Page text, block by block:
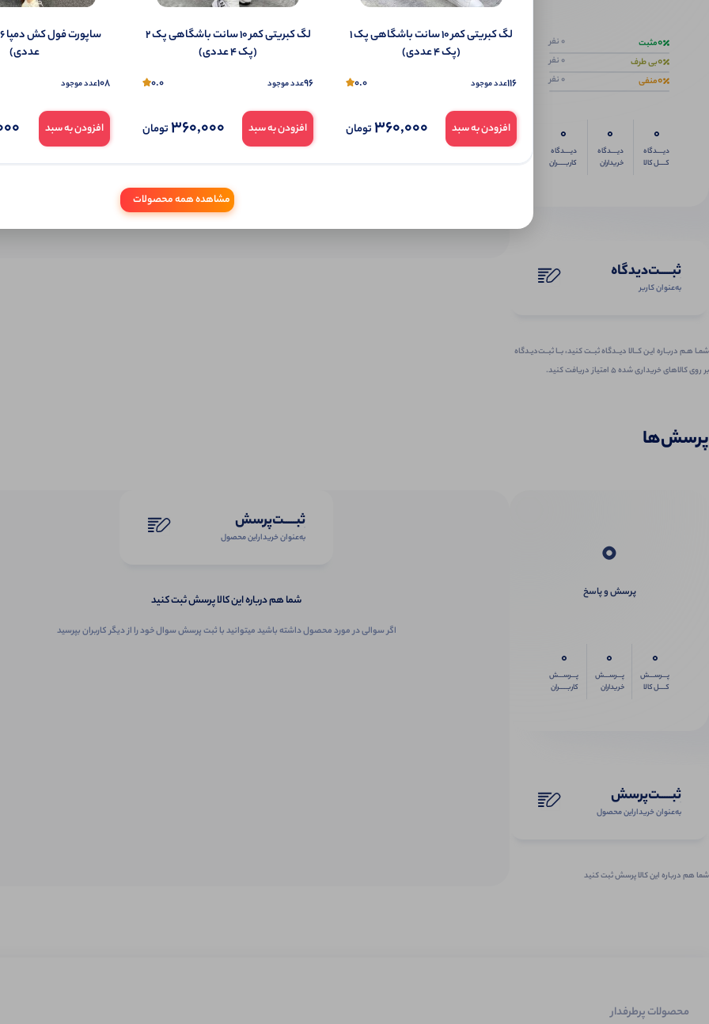
0مثبت 0 نفر
0بی طرف 0 نفر
0منفی 0 نفر
0
دیــــدگاه
کــــل کالا
0
دیــــدگاه
خریداران
0
دیــــدگاه
کاربـــــران
ثبـــــت‌دیدگاه
به‌عنوان کاربر
شمـا هـم دربـاره ایـن کــالا دیــدگاه ثبــت کنید، بــا ثبــت‌دیـدگاه
بر روی کالاهای خریداری شده ۵ امتیاز دریافت کنید.
تمایل می‌توانید به صورت ناشناس نیز دیدگاه خود را ثبت کنید.
پرسش‌ها
0
پرسش و پاسخ
0
پـــرســـش
کــــل کالا
0
پـــرســـش
خریداران
0
پـــرســـش
کاربـــــران
ثبـــــت‌پرسش
به‌عنوان ‌خریدار‌این‌ محصول
شما هم درباره این کالا پرسش ثبت کنید
ثبـــــت‌پرسش
به‌عنوان ‌خریدار‌این‌ محصول
شما هم درباره این کالا پرسش ثبت کنید
اگر سوالی در مورد محصول داشته باشید میتوانید با ثبت پرسش سوال خود را از دیگر کاربران بپرسید
محصولات پرطرفدار
لگ کبریتی کمر ۱۰ سانت باشگاهی پک 1
(پک 4 عددی)
116عدد موجود 0.0
افزودن به سبد 360,000تومان
لگ کبریتی کمر ۱۰ سانت باشگاهی پک 2
(پک 4 عددی)
96عدد موجود 0.0
افزودن به سبد 360,000تومان
عددی)
108عدد موجود
افزودن به سبد
مشاهده همه محصولات